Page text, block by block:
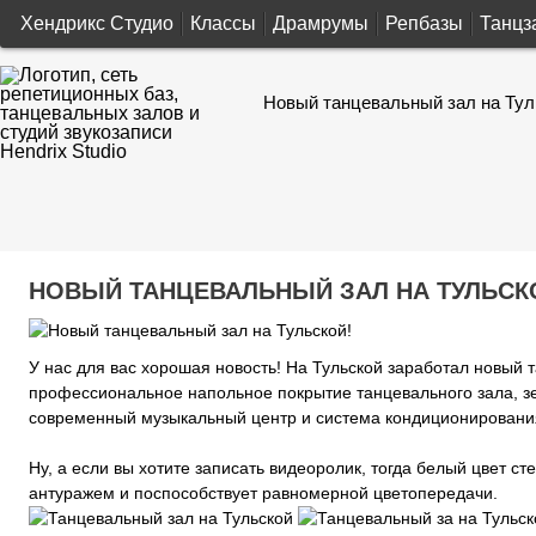
Хендрикс Студио Классы Драмрумы Репбазы
Новый танцевальный зал на
НОВЫЙ ТАНЦЕВАЛЬНЫЙ ЗАЛ НА
У нас для вас хорошая новость! На Тульской заработал новый
профессиональное напольное покрытие танцевального зала,
современный музыкальный центр и система
Ну, а если вы хотите записать видеоролик, тогда белый цвет
антуражем и поспособствует равномерной цветопередачи.